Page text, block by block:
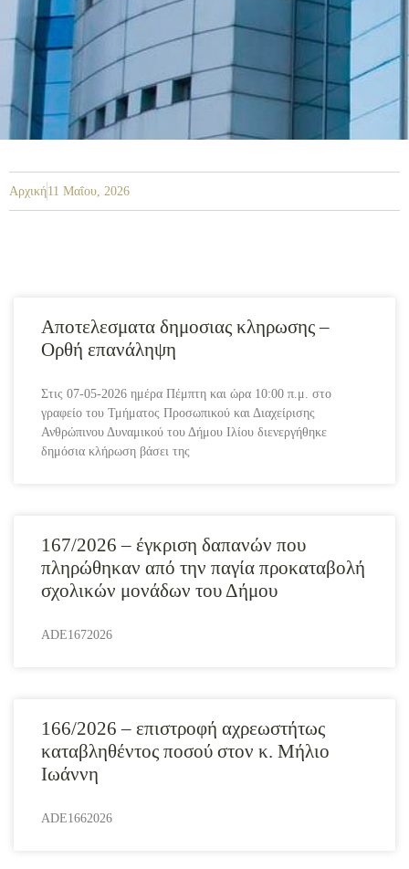
Αρχική11 Μαΐου, 2026
Αποτελεσματα δημοσιας κληρωσης –
Ορθή επανάληψη
Στις 07-05-2026 ημέρα Πέμπτη και ώρα 10:00 π.μ. στο
γραφείο του Τμήματος Προσωπικού και Διαχείρισης
Ανθρώπινου Δυναμικού του Δήμου Ιλίου διενεργήθηκε
δημόσια κλήρωση βάσει της
167/2026 – έγκριση δαπανών που
πληρώθηκαν από την παγία προκαταβολή
σχολικών μονάδων του Δήμου
ADE1672026
166/2026 – επιστροφή αχρεωστήτως
καταβληθέντος ποσού στον κ. Μήλιο
Ιωάννη
ADE1662026